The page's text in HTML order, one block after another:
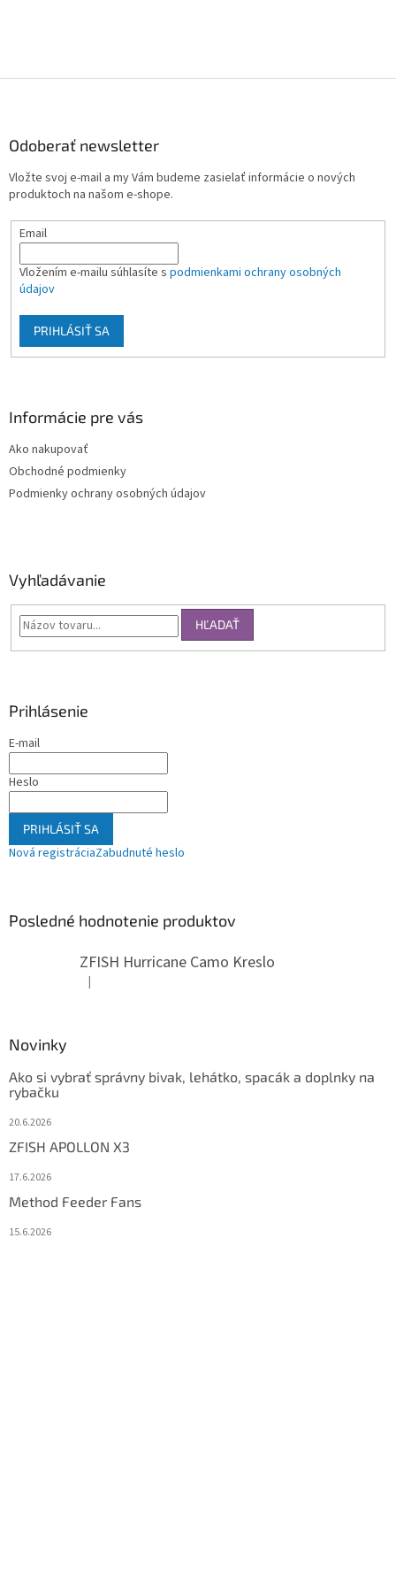
Odoberať newsletter
Vložte svoj e-mail a my Vám budeme zasielať informácie o nových
produktoch na našom e-shope.
Email
Vložením e-mailu súhlasíte s podmienkami ochrany osobných
údajov
PRIHLÁSIŤ SA
Informácie pre vás
Ako nakupovať
Obchodné podmienky
Podmienky ochrany osobných údajov
Vyhľadávanie
HĽADAŤ
Prihlásenie
E-mail
Heslo
PRIHLÁSIŤ SA
Nová registráciaZabudnuté heslo
Posledné hodnotenie produktov
ZFISH Hurricane Camo Kreslo
Hodnotenie produktu je 5 z 5 hviezdičiek.
|
Novinky
Ako si vybrať správny bivak, lehátko, spacák a doplnky na
rybačku
20.6.2026
ZFISH APOLLON X3
17.6.2026
Method Feeder Fans
15.6.2026